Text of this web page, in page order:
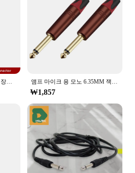
알루미늄 튜브 및 나사 잠금 장치가 있는 금도금 이어폰 커넥터, 용접 무료 포장, 오디오 플러그, 3 극 잭, 3.5mm, 1 개 앰프 마이크 용 모노 6.35MM 잭 커넥터 2 개, 황동 금도금 6.3MM 잭 1/4 수 플러그 커넥터
₩1,857